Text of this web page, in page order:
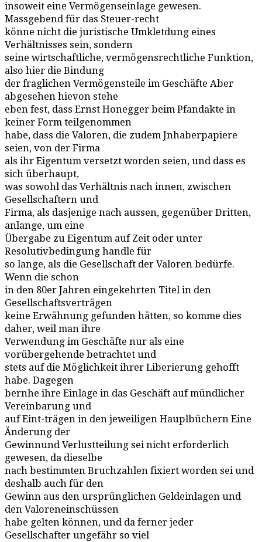
insoweit eine Vermögenseinlage gewesen.
Massgebend für das Steuer-recht
könne nicht die juristische Umkletdung eines
Verhältnisses sein, sondern
seine wirtschaftliche, vermögensrechtliche Funktion,
also hier die Bindung
der fraglichen Vermögensteile im Geschäfte Aber
abgesehen hievon stehe
eben fest, dass Ernst Honegger beim Pfandakte in
keiner Form teilgenommen
habe, dass die Valoren, die zudem Jnhaberpapiere
seien, von der Firma
als ihr Eigentum versetzt worden seien, und dass es
sich überhaupt,
was sowohl das Verhältnis nach innen, zwischen
Gesellschaftern und
Firma, als dasjenige nach aussen, gegenüber Dritten,
anlange, um eine
Übergabe zu Eigentum auf Zeit oder unter
Resolutivbedingung handle für
so lange, als die Gesellschaft der Valoren bedürfe.
Wenn die schon
in den 80er Jahren eingekehrten Titel in den
Gesellschaftsverträgen
keine Erwähnung gefunden hätten, so komme dies
daher, weil man ihre
Verwendung im Geschäfte nur als eine
vorübergehende betrachtet und
stets auf die Möglichkeit ihrer Liberierung gehofft
habe. Dagegen
bernhe ihre Einlage in das Geschäft auf mündlicher
Vereinbarung und
auf Eint-trägen in den jeweiligen Hauplbüchern Eine
Änderung der
Gewinnund Verlustteilung sei nicht erforderlich
gewesen, da dieselbe
nach bestimmten Bruchzahlen fixiert worden sei und
deshalb auch für den
Gewinn aus den ursprünglichen Geldeinlagen und
den Valoreneinschüssen
habe gelten können, und da ferner jeder
Gesellschafter ungefähr so viel